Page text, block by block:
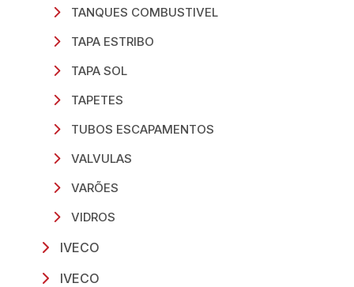
TANQUES COMBUSTIVEL
TAPA ESTRIBO
TAPA SOL
TAPETES
TUBOS ESCAPAMENTOS
VALVULAS
VARÕES
VIDROS
IVECO
IVECO